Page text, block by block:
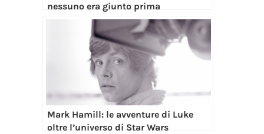
nessuno era giunto prima
Mark Hamill: le avventure di Luke
oltre l’universo di Star Wars